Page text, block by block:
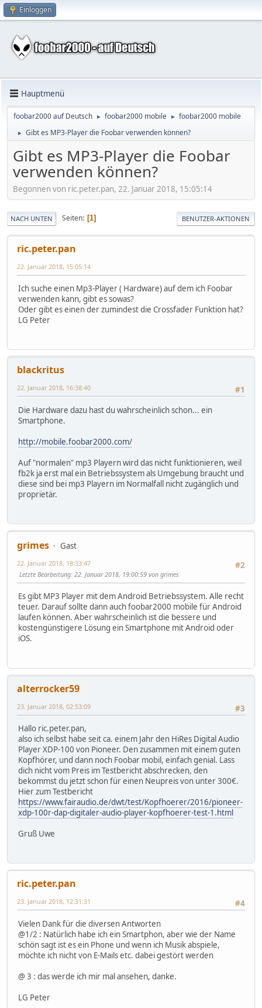
Einloggen
Hauptmenü
foobar2000 auf Deutsch ► foobar2000 mobile ► foobar2000 mobile
► Gibt es MP3-Player die Foobar verwenden können?
Gibt es MP3-Player die Foobar
verwenden können?
Begonnen von ric.peter.pan, 22. Januar 2018, 15:05:14
NACH UNTEN Seiten 1 BENUTZER-AKTIONEN
ric.peter.pan
22. Januar 2018, 15:05:14
Ich suche einen Mp3-Player ( Hardware) auf dem ich Foobar
verwenden kann, gibt es sowas?
Oder gibt es einen der zumindest die Crossfader Funktion hat?
LG Peter
blackritus
#1
22. Januar 2018, 16:38:40
Die Hardware dazu hast du wahrscheinlich schon... ein
Smartphone.
http://mobile.foobar2000.com/
Auf "normalen" mp3 Playern wird das nicht funktionieren, weil
fb2k ja erst mal ein Betriebssystem als Umgebung braucht und
diese sind bei mp3 Playern im Normalfall nicht zugänglich und
proprietär.
grimes
Gast
#2
22. Januar 2018, 18:33:47
Letzte Bearbeitung: 22. Januar 2018, 19:00:59 von grimes
Es gibt MP3 Player mit dem Android Betriebssystem. Alle recht
teuer. Darauf sollte dann auch foobar2000 mobile für Android
laufen können. Aber wahrscheinlich ist die bessere und
kostengünstigere Lösung ein Smartphone mit Android oder
iOS.
alterrocker59
#3
23. Januar 2018, 02:53:09
Hallo ric.peter.pan,
also ich selbst habe seit ca. einem Jahr den HiRes Digital Audio
Player XDP-100 von Pioneer. Den zusammen mit einem guten
Kopfhörer, und dann noch Foobar mobil, einfach genial. Lass
dich nicht vom Preis im Testbericht abschrecken, den
bekommst du jetzt schon für einen Neupreis von unter 300€.
Hier zum Testbericht
https://www.fairaudio.de/dwt/test/Kopfhoerer/2016/pioneer-
xdp-100r-dap-digitaler-audio-player-kopfhoerer-test-1.html
Gruß Uwe
ric.peter.pan
#4
23. Januar 2018, 12:31:31
Vielen Dank für die diversen Antworten
@1/2 : Natürlich habe ich ein Smartphon, aber wie der Name
schön sagt ist es ein Phone und wenn ich Musik abspiele,
möchte ich nicht von E-Mails etc. dabei gestört werden
@ 3 : das werde ich mir mal ansehen, danke.
LG Peter